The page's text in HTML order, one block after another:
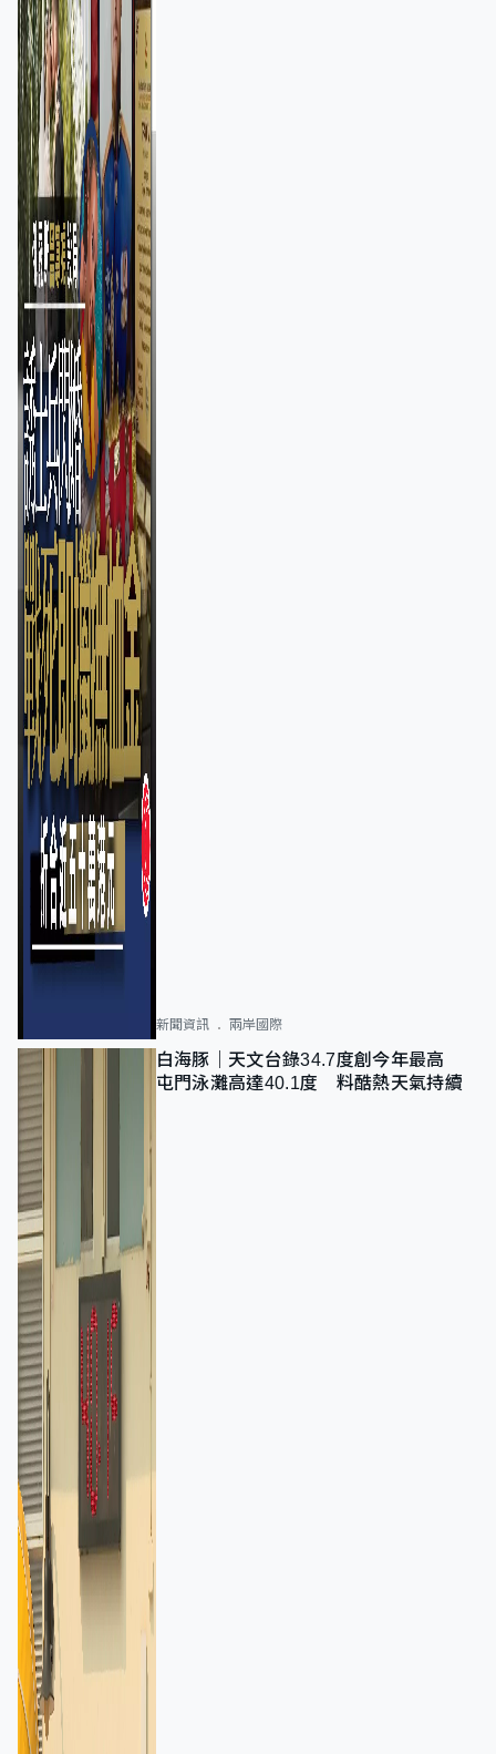
新聞資訊 兩岸國際
白海豚｜天文台錄34.7度創今年最高
屯門泳灘高達40.1度 料酷熱天氣持續